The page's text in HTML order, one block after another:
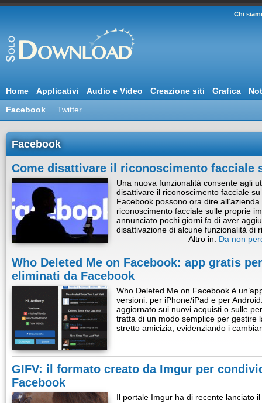
Chi
Home Applicativi Audio e Video Creazione siti Grafica
Facebook
Twitter
Facebook
Come disattivare il riconoscimento facciale
Una nuova funzionalità consente agli
disattivare il riconoscimento facciale
Facebook possono ora dire
riconoscimento facciale sulle proprie
annunciato pochi giorni fa di aver
disattivazione di alcune funzionalità di
Altro in: Da non
Who Deleted Me on Facebook: app gratis
eliminati da Facebook
Who Deleted Me on Facebook è
versioni: per iPhone/iPad e per
aggiornato sui nuovi acquisti o sulle
tratta di un modo semplice per gestire
stretto amicizia, evidenziando i
GIFV: il formato creato da Imgur per
Facebook
Il portale Imgur ha di recente lanciato